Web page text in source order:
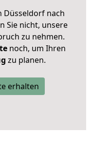
Düsseldorf nach
Sie nicht, unsere
zu nehmen.
noch, um Ihren
zu planen.
erhalten